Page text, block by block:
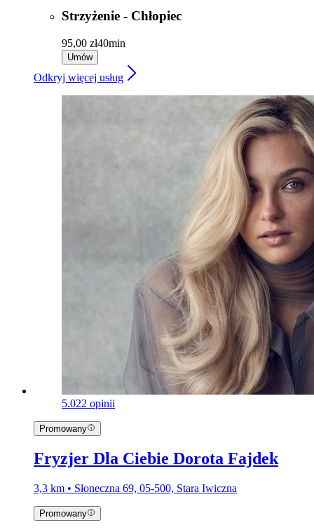
Strzyżenie - Chłopiec
95,00 zł40min
Umów
Odkryj więcej usług
5.022 opinii
Promowany
Fryzjer Dla Ciebie Dorota Fajdek
3,3 km • Słoneczna 69, 05-500, Stara Iwiczna
Promowany